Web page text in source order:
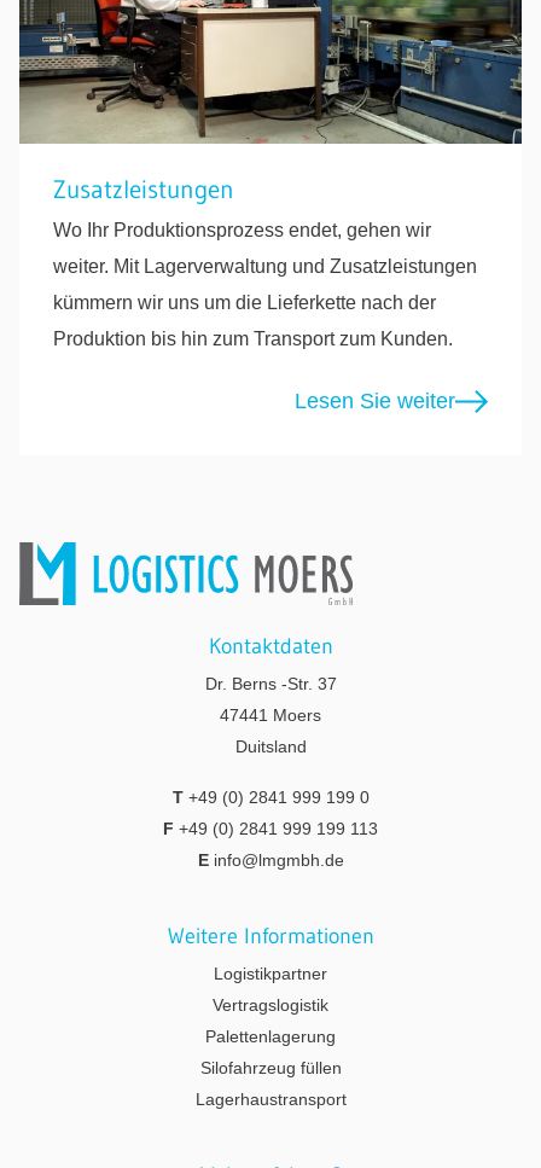
Zusatzleistungen
Wo Ihr Produktionsprozess endet, gehen wir
weiter. Mit Lagerverwaltung und Zusatzleistungen
kümmern wir uns um die Lieferkette nach der
Produktion bis hin zum Transport zum Kunden.
Lesen Sie weiter
Kontaktdaten
Dr. Berns -Str. 37
47441 Moers
Duitsland
T +49 (0) 2841 999 199 0
F +49 (0) 2841 999 199 113
E info@lmgmbh.de
Weitere Informationen
Logistikpartner
Vertragslogistik
Palettenlagerung
Silofahrzeug füllen
Lagerhaustransport